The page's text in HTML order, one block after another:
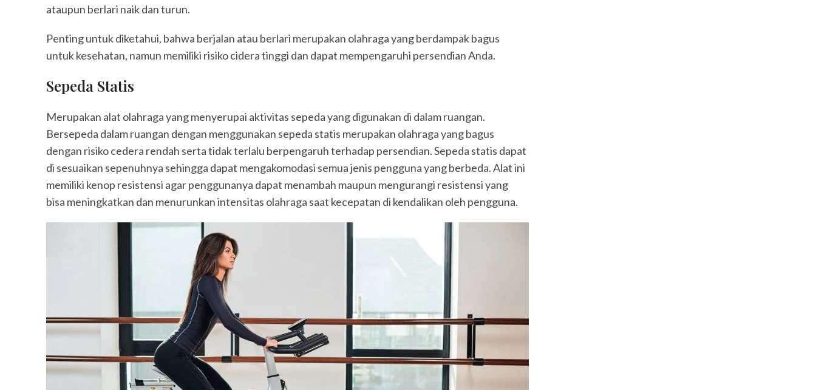
ataupun berlari naik dan turun.
Penting untuk diketahui, bahwa berjalan atau berlari merupakan olahraga yang berdampak bagus
untuk kesehatan, namun memiliki risiko cidera tinggi dan dapat mempengaruhi persendian Anda.
Sepeda Statis
Merupakan alat olahraga yang menyerupai aktivitas sepeda yang digunakan di dalam ruangan.
Bersepeda dalam ruangan dengan menggunakan sepeda statis merupakan olahraga yang bagus
dengan risiko cedera rendah serta tidak terlalu berpengaruh terhadap persendian. Sepeda statis dapat
di sesuaikan sepenuhnya sehingga dapat mengakomodasi semua jenis pengguna yang berbeda. Alat ini
memiliki kenop resistensi agar penggunanya dapat menambah maupun mengurangi resistensi yang
bisa meningkatkan dan menurunkan intensitas olahraga saat kecepatan di kendalikan oleh pengguna.